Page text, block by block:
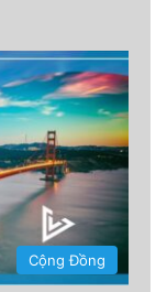
Cộng Đồng